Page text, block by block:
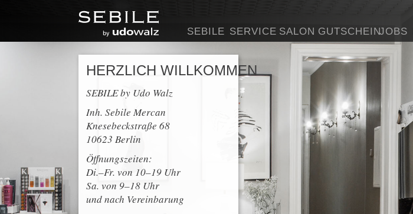
HERZLICH WILLKOMMEN
SEBILE by Udo Walz
Inh. Sebile Mercan
Knesebeckstraße 68
10623 Berlin
Öffnungszeiten:
Di.–Fr. von 10–19 Uhr
Sa. von 9–18 Uhr
und nach Vereinbarung
SEBILE SERVICE SALON GUTSCHEINJOBS